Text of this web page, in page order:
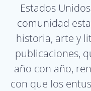
Estados
comunidad
historia, arte y
publicaciones,
año con año,
con que los